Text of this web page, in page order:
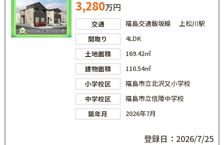
3,280万円
交通
福島交通飯坂線 上松川駅
間取り
4LDK
土地面積
169.42㎡
建物面積
110.54㎡
小学校区
福島市立北沢又小学校
中学校区
福島市立信陵中学校
築年月
2026年7月
登録日：2026/7/25